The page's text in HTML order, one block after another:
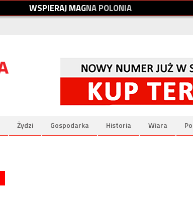
WSPIERAJMAGNAPOLONIA
Żydzi Gospodarka Historia Wiara